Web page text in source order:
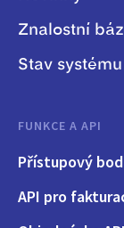
Znalostní
Stav systému
FUNKCE A API
Přístupový
API pro